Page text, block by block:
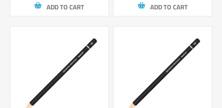
ADD TO CART ADD TO CART